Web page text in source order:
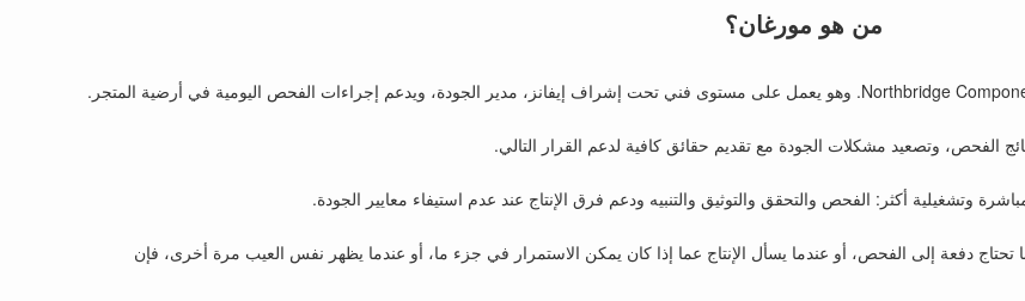
من هو مورغان؟
الفحص، وتصعيد مشكلات الجودة مع تقديم حقائق كافية لدعم القرار التالي.
وتشغيلية أكثر: الفحص والتحقق والتوثيق والتنبيه ودعم فرق الإنتاج عند عدم استيفاء معايير الجودة.
دفعة إلى الفحص، أو عندما يسأل الإنتاج عما إذا كان يمكن الاستمرار في جزء ما، أو عندما يظهر نفس العيب مرة أخرى، فإن